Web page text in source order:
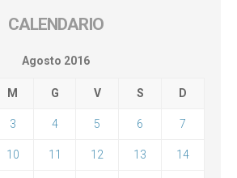
CALENDARIO
Agosto 2016
M G V S D
3 4 5 6 7
10 11 12 13 14